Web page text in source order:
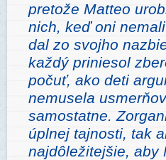
pretože Matteo
nich, keď oni
dal zo svojho
každý priniesol
počuť, ako deti
nemusela
samostatne.
úplnej tajnosti, tak
najdôležitejšie, aby